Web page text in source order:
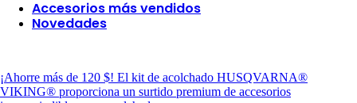
Accesorios más vendidos
Novedades
¡Ahorre más de 120 $! El kit de acolchado HUSQVARNA®
VIKING® proporciona un surtido premium de accesorios